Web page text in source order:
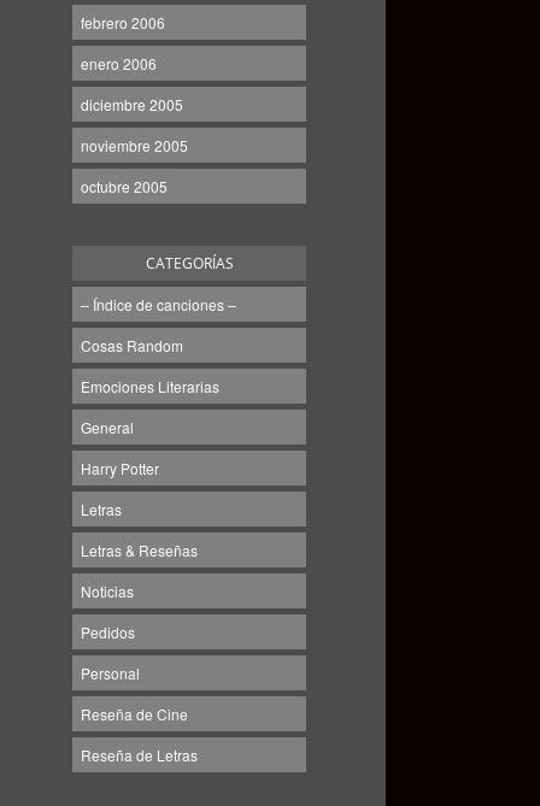
febrero 2006
enero 2006
diciembre 2005
noviembre 2005
octubre 2005
CATEGORÍAS
– Índice de canciones –
Cosas Random
Emociones Literarias
General
Harry Potter
Letras
Letras & Reseñas
Noticias
Pedidos
Personal
Reseña de Cine
Reseña de Letras